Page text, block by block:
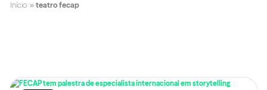
Início » teatro fecap